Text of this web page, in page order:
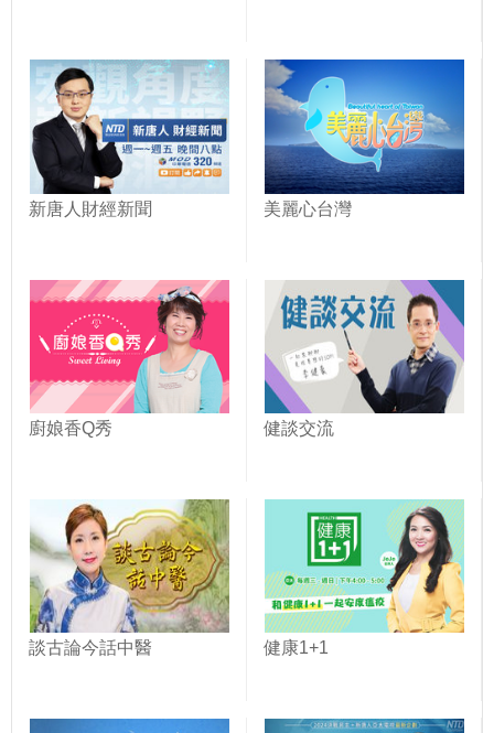
新唐人財經新聞 美麗心台灣
廚娘香Q秀 健談交流
談古論今話中醫 健康1+1